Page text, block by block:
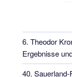
6. Theodor
Ergebnisse
40.